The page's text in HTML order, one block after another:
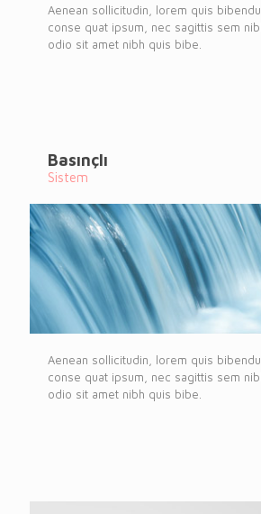
Aenean sollicitudin, lorem quis
conse quat ipsum, nec sagittis sem
odio sit amet nibh quis bibe.
Basınçlı
Sistem
Aenean sollicitudin, lorem quis
conse quat ipsum, nec sagittis sem
odio sit amet nibh quis bibe.